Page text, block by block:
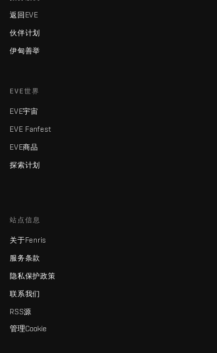
返回EVE
伙伴计划
伊甸善举
EVE世界
EVE宇宙
EVE Fanfest
EVE商品
探索计划
站点信息
关于Fenris
服务条款
隐私保护政策
联系我们
RSS源
管理Cookie